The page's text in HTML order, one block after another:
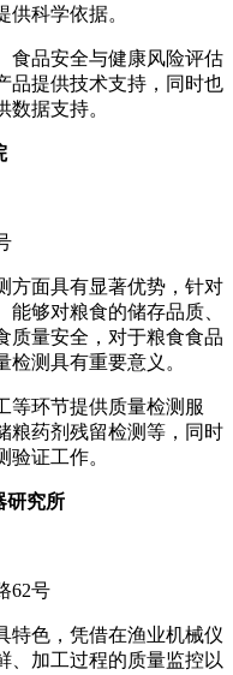
科学依据。
食品安全与健康风险评估
品提供技术支持，同时也
据支持。
方面具有显著优势，针对
够对粮食的储存品质、
质量安全，对于粮食食品
测具有重要意义。
等环节提供质量检测服
粮药剂残留检测等，同时
证工作。
研究所
62号
特色，凭借在渔业机械仪
、加工过程的质量监控以